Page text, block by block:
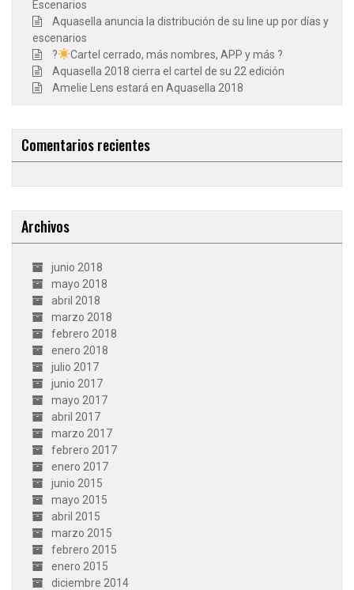
Escenarios
Aquasella anuncia la distribución de su line up por días y
escenarios
?
Cartel cerrado, más nombres, APP y más ?
Aquasella 2018 cierra el cartel de su 22 edición
Amelie Lens estará en Aquasella 2018
Comentarios recientes
Archivos
junio 2018
mayo 2018
abril 2018
marzo 2018
febrero 2018
enero 2018
julio 2017
junio 2017
mayo 2017
abril 2017
marzo 2017
febrero 2017
enero 2017
junio 2015
mayo 2015
abril 2015
marzo 2015
febrero 2015
enero 2015
diciembre 2014